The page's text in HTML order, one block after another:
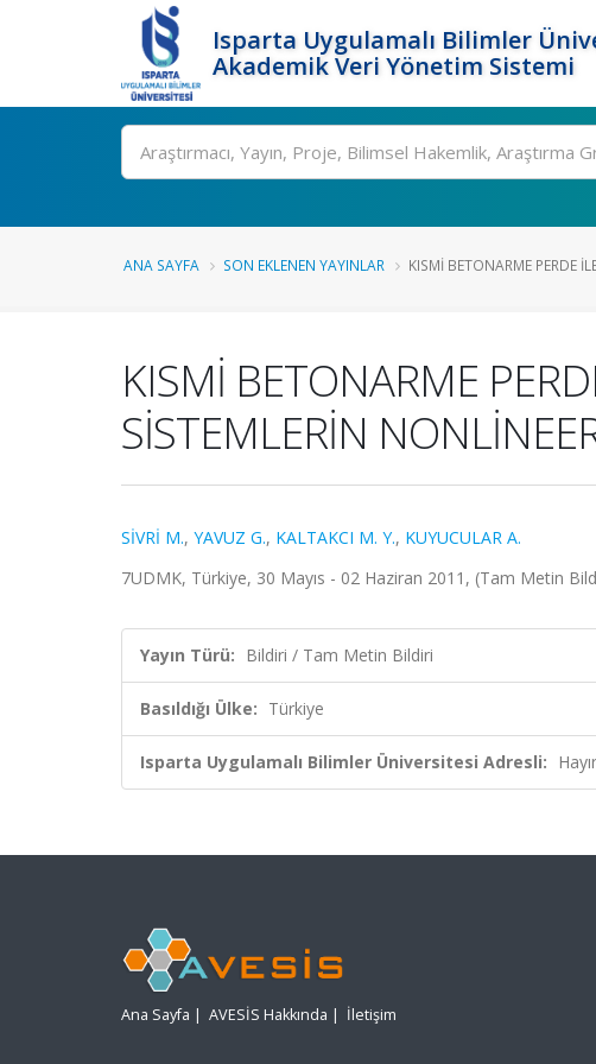
Isparta Uygulamalı Bilimler
Akademik Veri Yönetim Sistemi
Ara
ANA SAYFA SON EKLENEN YAYINLAR KISMİ BETONARME PERDE
KISMİ BETONARME
SİSTEMLERİN
SİVRİ M., YAVUZ G., KALTAKCI M. Y., KUYUCULAR A.
7UDMK, Türkiye, 30 Mayıs - 02 Haziran 2011, (Tam Metin
Yayın Türü: Bildiri / Tam Metin Bildiri
Basıldığı Ülke: Türkiye
Isparta Uygulamalı Bilimler Üniversitesi Adresli: Hayır
Ana Sayfa | AVESİS Hakkında | İletişim